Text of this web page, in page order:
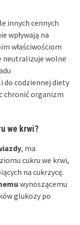
innych cennych
wpływają na
właściwościom
neutralizuje wolne
do codziennej diety
chronić organizm
we krwi?
, ma
cukru we krwi,
na cukrzycę.
wynoszącemu
glukozy po